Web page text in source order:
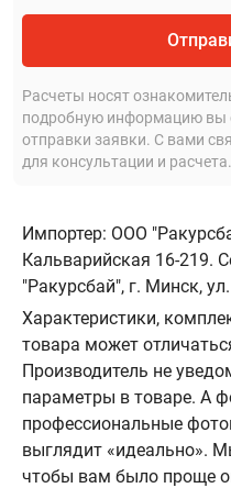
Расчеты носят
подробную информацию вы
отправки заявки. С вами
для консультации и расчета.
Импортер: ООО
Кальварийская 16-219.
"Ракурсбай", г. Минск,
Характеристики,
товара может
Производитель не
параметры в товаре. А
профессиональные
выглядит «идеально».
чтобы вам было проще